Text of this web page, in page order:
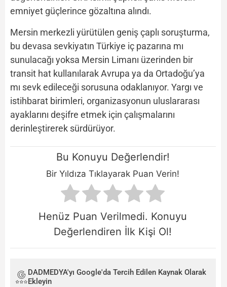
emniyet güçlerince gözaltına alındı.
Mersin merkezli yürütülen geniş çaplı soruşturma,
bu devasa sevkiyatın Türkiye iç pazarına mı
sunulacağı yoksa Mersin Limanı üzerinden bir
transit hat kullanılarak Avrupa ya da Ortadoğu’ya
mı sevk edileceği sorusuna odaklanıyor. Yargı ve
istihbarat birimleri, organizasyonun uluslararası
ayaklarını deşifre etmek için çalışmalarını
derinleştirerek sürdürüyor.
Bu Konuyu Değerlendir!
Bir Yıldıza Tıklayarak Puan Verin!
Henüz Puan Verilmedi. Konuyu
Değerlendiren İlk Kişi Ol!
DADMEDYA'yı Google'da Tercih Edilen Kaynak Olarak
Ekleyin